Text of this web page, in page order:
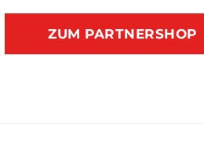
ZUM PARTNERSHOP